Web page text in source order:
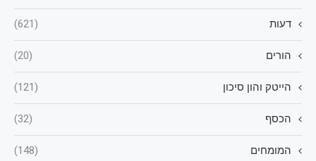
דעות (621)
הורים (20)
הייטק והון סיכון (121)
הכסף (32)
המומחים (148)